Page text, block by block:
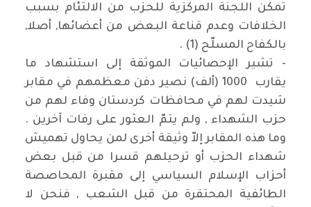
تمكن اللجنة المركزية للحزب من الالتئام بسبب
الخلافات وعدم قناعة البعض من أعضائها, أصلا,
بالكفاح المسلّح (1) .
- تشير الإحصائيات الموثقة إلى استشهاد ما
يقارب 1000 (ألف) نصير دفن معظمهم في مقابر
شيدت لهم في محافظات كردستان وفاء لهم من
حزب الشهداء , ولم يتمّ العثور على رفات آخرين .
وما هذه المقابر إلاّ وثيقة أخرى لمن يحاول تهميش
شهداء الحزب أو ترحيلهم قسرا من قبل بعض
أحزاب الإسلام السياسي إلى مقبرة المحاصصة
الطائفية المحتقرة من قبل الشعب , فنحن لا